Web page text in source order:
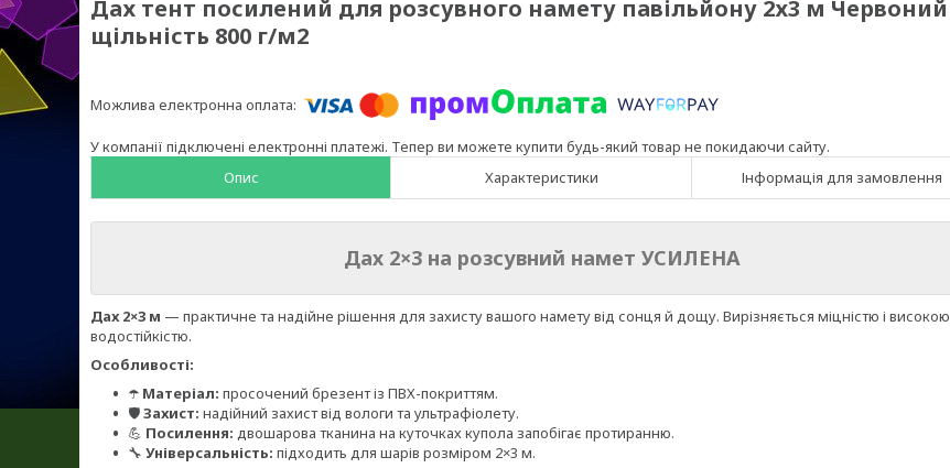
Дах тент посилений для розсувного намету павільйону 2х3 м Червоний
щільність 800 г/м2
У компанії підключені електронні платежі. Тепер ви можете купити будь-який товар не покидаючи сайту.
Опис
Характеристики Інформація для замовлення
Дах 2×3 на розсувний намет УСИЛЕНА
Дах 2×3 м — практичне та надійне рішення для захисту вашого намету від сонця й дощу. Вирізняється міцністю і високою
водостійкістю.
Особливості:
☂️ Матеріал: просочений брезент із ПВХ-покриттям.
🛡️Захист: надійний захист від вологи та ультрафіолету.
💪 Посилення: двошарова тканина на куточках купола запобігає протиранню.
🔧 Універсальність: підходить для шарів розміром 2×3 м.